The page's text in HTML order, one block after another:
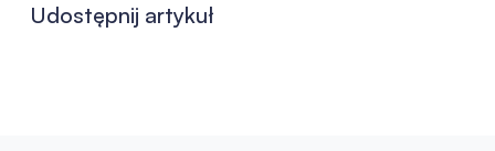
Udostępnij artykuł